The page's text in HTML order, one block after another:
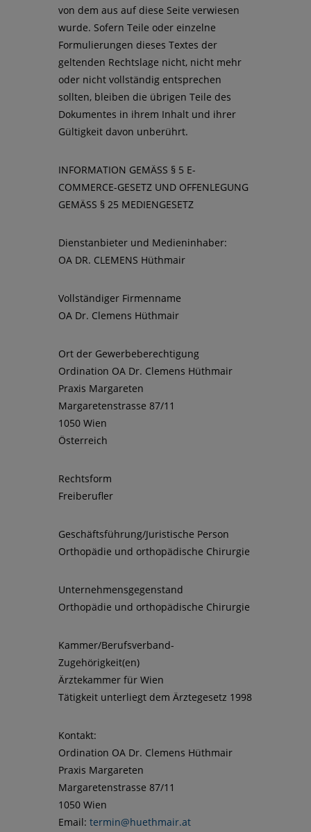
von dem aus auf diese Seite verwiesen
wurde. Sofern Teile oder einzelne
Formulierungen dieses Textes der
geltenden Rechtslage nicht, nicht mehr
oder nicht vollständig entsprechen
sollten, bleiben die übrigen Teile des
Dokumentes in ihrem Inhalt und ihrer
Gültigkeit davon unberührt.
INFORMATION GEMÄSS § 5 E-
COMMERCE-GESETZ UND OFFENLEGUNG
GEMÄSS § 25 MEDIENGESETZ
Dienstanbieter und Medieninhaber:
OA DR. CLEMENS Hüthmair
Vollständiger Firmenname
OA Dr. Clemens Hüthmair
Ort der Gewerbeberechtigung
Ordination OA Dr. Clemens Hüthmair
Praxis Margareten
Margaretenstrasse 87/11
1050 Wien
Österreich
Rechtsform
Freiberufler
Geschäftsführung/Juristische Person
Orthopädie und orthopädische Chirurgie
Unternehmensgegenstand
Orthopädie und orthopädische Chirurgie
Kammer/Berufsverband-
Zugehörigkeit(en)
Ärztekammer für Wien
Tätigkeit unterliegt dem Ärztegesetz 1998
Kontakt:
Ordination OA Dr. Clemens Hüthmair
Praxis Margareten
Margaretenstrasse 87/11
1050 Wien
Email: termin@huethmair.at